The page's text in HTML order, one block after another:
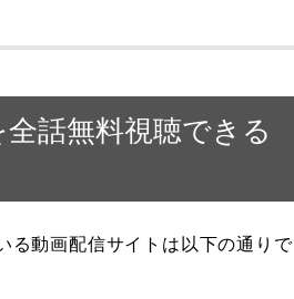
話無料視聴できる
る動画配信サイトは以下の通りで